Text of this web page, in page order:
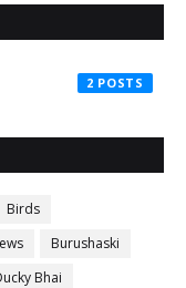
2
Birds
Burushaski
Bhai